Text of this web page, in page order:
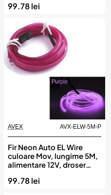
99.78 lei
AVEX AVX-ELW-5M-P
Fir Neon Auto EL Wire
culoare Mov, lungime 5M,
alimentare 12V, droser
99.78 lei